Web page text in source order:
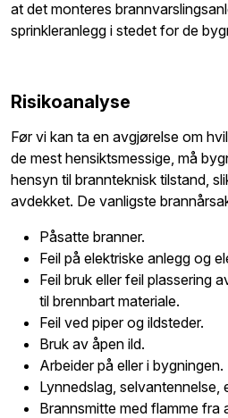
at det monteres
sprinkleranlegg i stedet for de
Risikoanalyse
Før vi kan ta en avgjørelse om
de mest hensiktsmessige, må
hensyn til brannteknisk tilstand,
avdekket. De vanligste
Påsatte branner.
Feil på elektriske anlegg og
Feil bruk eller feil plassering
til brennbart materiale.
Feil ved piper og ildsteder.
Bruk av åpen ild.
Arbeider på eller i bygningen.
Lynnedslag, selvantennelse,
Brannsmitte med flamme fra